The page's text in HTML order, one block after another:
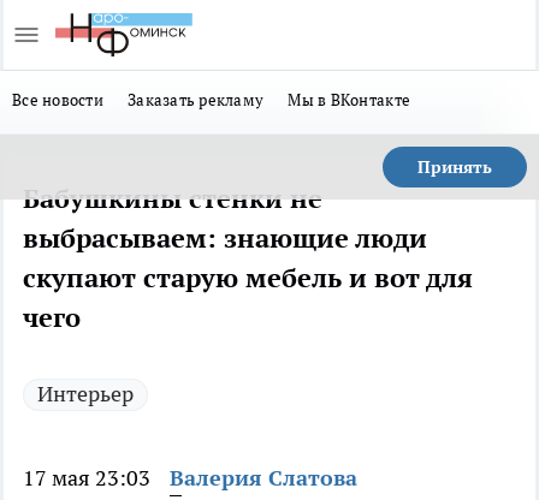
Все новости Заказать рекламу Мы в ВКонтакте
Принять
Бабушкины стенки не
выбрасываем: знающие люди
скупают старую мебель и вот для
чего
Интерьер
17 мая 23:03 Валерия Слатова